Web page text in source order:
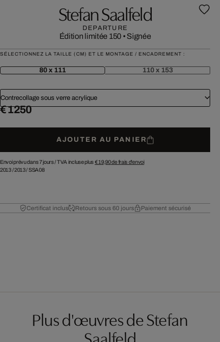
Stefan Saalfeld
DEPARTURE
Édition limitée 150 • Signée
SÉLECTIONNEZ LA TAILLE (CM) ET LE MONTAGE / ENCADREMENT :
80 x 111 110 x 153
Contrecollage sous verre acrylique
€ 1 250
AJOUTER AU PANIER
Envoi prévu dans 7 jours /TVA incluse plus € 19,90de frais d'envoi
2013/2013/SSA08
Certificat inclus Retours sous 60 jours Paiement sécurisé
Plus d'œuvres de Stefan
Saalfeld